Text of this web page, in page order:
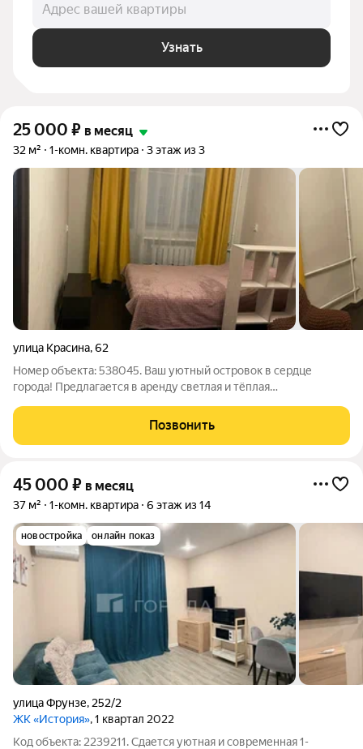
Адрес вашей квартиры
Узнать
25 000 ₽ в месяц
32 м² 1-комн. квартира 3 этаж из 3
улица Красина,62
Номер объекта: 538045. Ваш уютный островок в сердце
города! Предлагается в аренду светлая и тёплая
Просторная комната с двумя окнами, наполняемая
естественным светом целый день. Окна выходят
Позвонить
45 000 ₽ в месяц
37 м² 1-комн. квартира 6 этаж из 14
новостройка онлайн показ
улица Фрунзе, 252/2
ЖК «История», 1 квартал 2022
Код объекта: 2239211. Сдается уютная и современная 1-